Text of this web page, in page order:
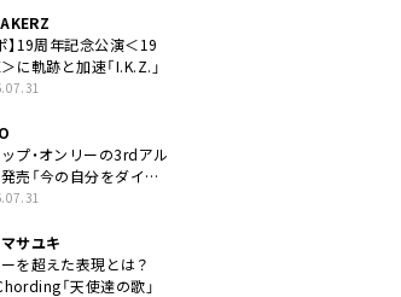
】19周年記念公演＜19
に軌跡と加速「I.K.Z.」
プ・オンリーの3rdアル
売「今の自分をダイレ
」
サユキ
を超えた表現とは？
「天使達の歌」